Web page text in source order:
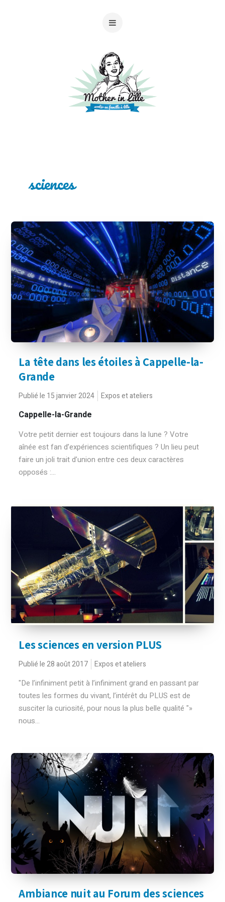
sciences
La tête dans les étoiles à Cappelle-la-
Grande
Publié le 15 janvier 2024 Expos et ateliers
Cappelle-la-Grande
Votre petit dernier est toujours dans la lune ? Votre
aînée est fan d’expériences scientifiques ? Un lieu peut
faire un joli trait d’union entre ces deux caractères
opposés :...
Les sciences en version PLUS
Publié le 28 août 2017 Expos et ateliers
"De l’infiniment petit à l’infiniment grand en passant par
toutes les formes du vivant, l’intérêt du PLUS est de
susciter la curiosité, pour nous la plus belle qualité "»
nous...
Ambiance nuit au Forum des sciences